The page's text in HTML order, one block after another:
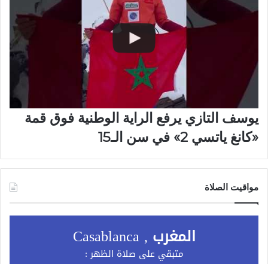
يوسف التازي يرفع الراية الوطنية فوق قمة
«كانغ ياتسي 2» في سن الـ15
مواقيت الصلاة